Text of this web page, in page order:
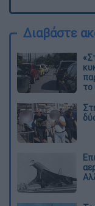
Διαβάστε
το